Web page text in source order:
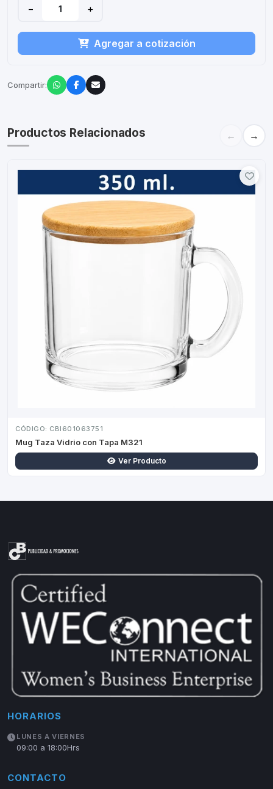
− +
Agregar a cotización
Compartir:
Productos Relacionados ← →
CÓDIGO: CBI601063751
Mug Taza Vidrio con Tapa M321
Ver Producto
HORARIOS
LUNES A VIERNES
09:00 a 18:00Hrs
CONTACTO